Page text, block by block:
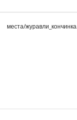
места/